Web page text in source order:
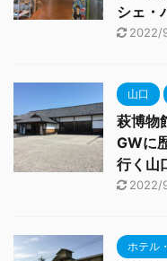
シェ・
2022/
山口
萩博物
GWに
行く山
2022/
ホテル